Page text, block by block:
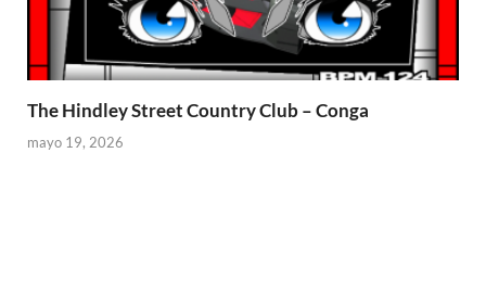
The Hindley Street Country Club – Conga
mayo 19, 2026